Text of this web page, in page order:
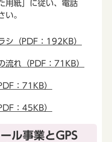
用紙」に従い、電話
い。
シ（PDF：192KB）
流れ（PDF：71KB）
：71KB）
：45KB）
ル事業とGPS